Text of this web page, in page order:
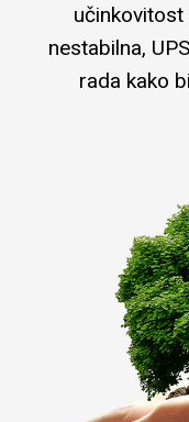
učinkovitost
nestabilna,
rada kako